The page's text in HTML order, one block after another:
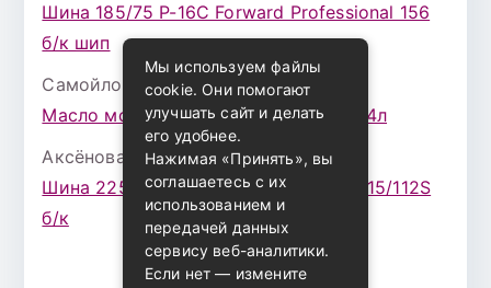
Шина 185/75 Р-16С Forward Professional 156
б/к шип
Самойлова Забавак записи
Масло моторное ZIC X7 (A+) 10W30 4л
Аксёнова Адельк записи
Шина 225/75 Р-16 Nokian Rotiva HT 115/112S
б/к
Мы используем файлы
cookie. Они помогают
улучшать сайт и делать
его удобнее.
Нажимая «Принять», вы
соглашаетесь с их
использованием и
передачей данных
сервису веб-аналитики.
Если нет — измените